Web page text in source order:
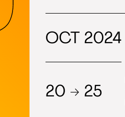
OCT 2024
20 → 25